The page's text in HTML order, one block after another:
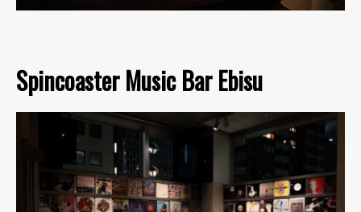
Spincoaster Music Bar Ebisu